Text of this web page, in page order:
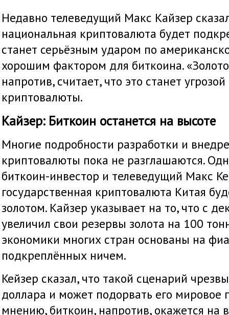
Недавно телеведущий Макс Кайзер
национальная криптовалюта будет
станет серьёзным ударом по
хорошим фактором для биткоина.
напротив, считает, что это станет
криптовалюты.
Кайзер: Биткоин останется на высоте
Многие подробности разработки и
криптовалюты пока не разглашаются.
биткоин-инвестор и телеведущий Макс
государственная криптовалюта Китая
золотом. Кайзер указывает на то, что с
увеличил свои резервы золота на 100
экономики многих стран основаны на
подкреплённых ничем.
Кейзер сказал, что такой сценарий
доллара и может подорвать его мировое
мнению, биткоин, напротив, окажется на